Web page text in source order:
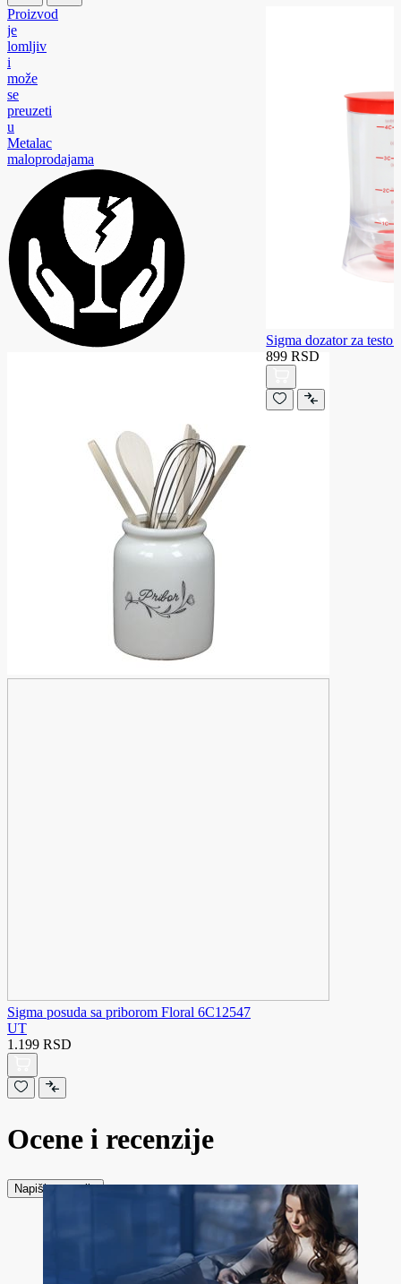
Proizvod
je
lomljiv
i
može
se
preuzeti
u
Metalac
maloprodajama
Sigma posuda sa priborom Floral 6C12547
UT
1.199 RSD
Sigma dozator za testo
899 RSD
Ocene i recenzije
Napiši recenziju